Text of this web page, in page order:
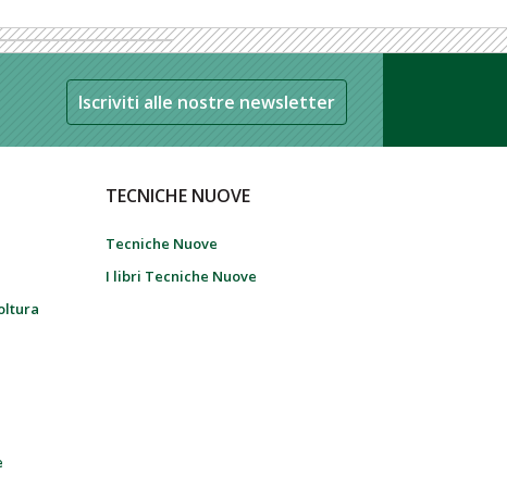
Iscriviti alle nostre newsletter
TECNICHE NUOVE
Tecniche Nuove
I libri Tecniche Nuove